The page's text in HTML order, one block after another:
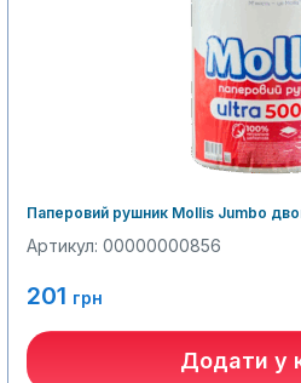
Паперовий рушник Mollis Jumbo
Артикул: 00000000856
201 грн
Додати у